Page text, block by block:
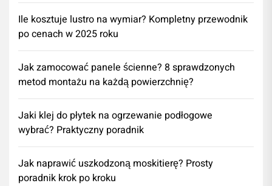
Ile kosztuje lustro na wymiar? Kompletny przewodnik
po cenach w 2025 roku
Jak zamocować panele ścienne? 8 sprawdzonych
metod montażu na każdą powierzchnię?
Jaki klej do płytek na ogrzewanie podłogowe
wybrać? Praktyczny poradnik
Jak naprawić uszkodzoną moskitierę? Prosty
poradnik krok po kroku